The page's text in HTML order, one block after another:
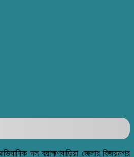
দল ব্রাহ্মণবাড়িয়া জেলার বিজয়নগর